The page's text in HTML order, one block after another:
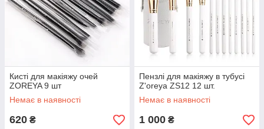
Кисті для макіяжу очей
ZOREYA 9 шт
Немає в наявності
620 ₴
Пензлі для макіяжу в тубусі
Z'oreya ZS12 12 шт.
Немає в наявності
1 000 ₴